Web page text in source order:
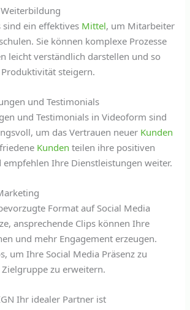
sind ein effektives Mittel, um Mitarbeiter
Sie können komplexe Prozesse
leicht verständlich darstellen und so
steigern.
und Testimonials
und Testimonials in Videoform sind
um das Vertrauen neuer Kunden
Kunden teilen ihre positiven
empfehlen Ihre Dienstleistungen weiter.
Format auf Social Media
ansprechende Clips können Ihre
und mehr Engagement erzeugen.
um Ihre Social Media Präsenz zu
zu erweitern.
Ihr idealer Partner ist